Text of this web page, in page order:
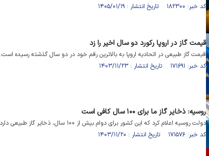
کد خبر: ۱۸۲۳۰۰ تاریخ انتشار : ۱۴۰۵/۰۱/۱۹
قیمت گاز در اروپا رکورد دو سال اخیر را زد
قیمت گاز طبیعی در اتحادیه اروپا به بالاترین رقم خود در دو سال گذشته رسیده است.
کد خبر: ۱۷۱۶۹۱ تاریخ انتشار : ۱۴۰۳/۱۱/۲۳
روسیه: ذخایر گاز ما برای ۱۰۰ سال کافی است
دولت روسیه اعلام کرد که این کشور برای دوام بیش از ۱۰۰ سال، ذخایر گاز طبیعی دارد.
کد خبر: ۱۷۱۵۷۶ تاریخ انتشار : ۱۴۰۳/۱۱/۲۰